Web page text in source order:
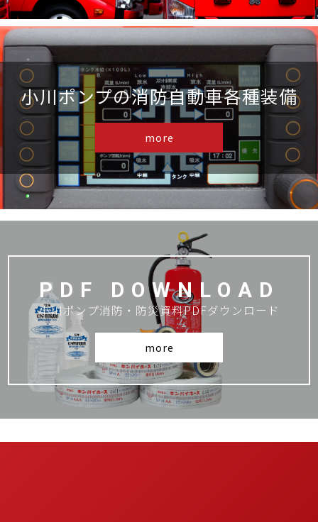
小川ポンプの消防自動車各種装備
more
PDF DOWNLOAD
小川ポンプ消防・防災資料PDFダウンロード
more